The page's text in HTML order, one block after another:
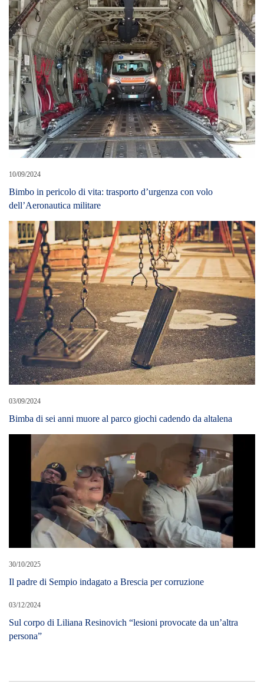
10/09/2024
Bimbo in pericolo di vita: trasporto d’urgenza con volo
dell’Aeronautica militare
03/09/2024
Bimba di sei anni muore al parco giochi cadendo da altalena
30/10/2025
Il padre di Sempio indagato a Brescia per corruzione
03/12/2024
Sul corpo di Liliana Resinovich “lesioni provocate da un’altra
persona”